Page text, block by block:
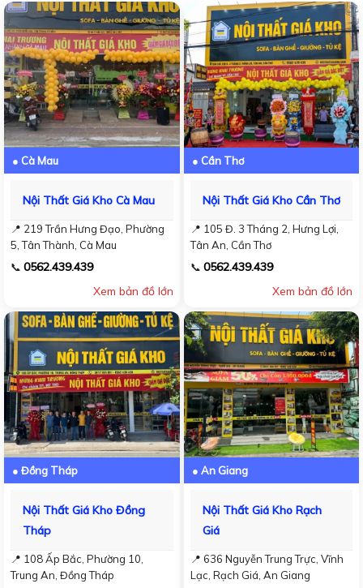
● Cà Mau
Nội Thất Giá Kho Cà Mau
📍 219 Trần Hưng Đạo, Phường
5, Tân Thành, Cà Mau
📞 0562.439.439
Xem bản đồ lớn
● Cần Thơ
Nội Thất Giá Kho Cần Thơ
📍 105 Đ. 3 Tháng 2, Hưng Lợi,
Tân An, Cần Thơ
📞 0562.439.439
Xem bản đồ lớn
● Đồng Tháp
Nội Thất Giá Kho Đồng
Tháp
📍 108 Ấp Bắc, Phường 10,
Trung An, Đồng Tháp
● An Giang
Nội Thất Giá Kho Rạch
Giá
📍 636 Nguyễn Trung Trực, Vĩnh
Lạc, Rạch Giá, An Giang